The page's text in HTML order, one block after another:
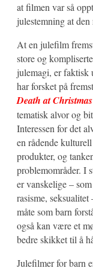
at filmen var så
julestemning at
At en julefilm
store og
julemagi, er faktisk
har forsket på
Death at Christmas
tematisk alvor og
Interessen for det
en rådende
produkter, og
problemområder. I
er vanskelige –
rasisme, seksualitet
måte som barn
også kan være et
bedre skikket til å
Julefilmer for barn